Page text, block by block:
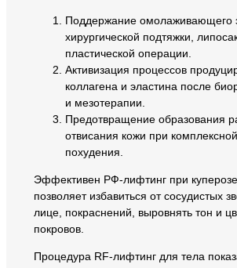
Поддержание омолаживающего
хирургической подтяжки,
пластической операции.
Активизация процессов
коллагена и эластина после
и мезотерапии.
Предотвращение образования
отвисания кожи при
похудения.
Эффективен РФ-лифтинг при
позволяет избавиться от сосудистых
лице, покраснений, выровнять тон и
покровов.
Процедура RF-лифтинг для тела